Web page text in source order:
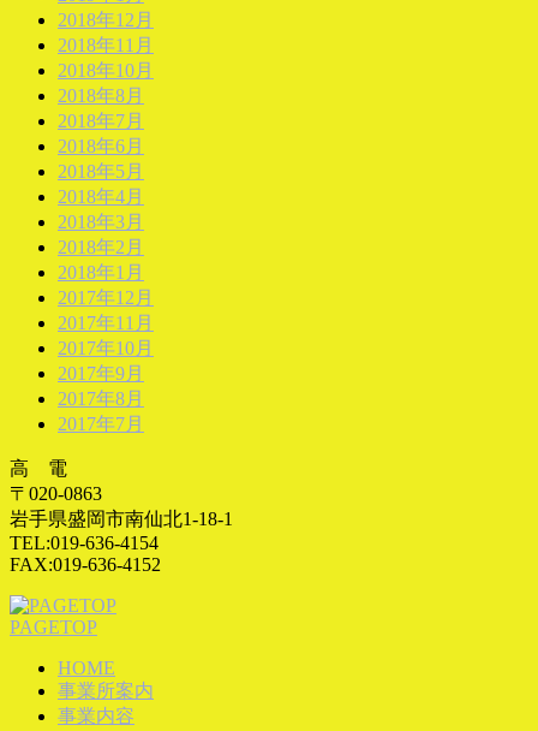
2018年12月
2018年11月
2018年10月
2018年8月
2018年7月
2018年6月
2018年5月
2018年4月
2018年3月
2018年2月
2018年1月
2017年12月
2017年11月
2017年10月
2017年9月
2017年8月
2017年7月
高 電
〒020-0863
岩手県盛岡市南仙北1-18-1
TEL:019-636-4154
FAX:019-636-4152
PAGETOP
HOME
事業所案内
事業内容